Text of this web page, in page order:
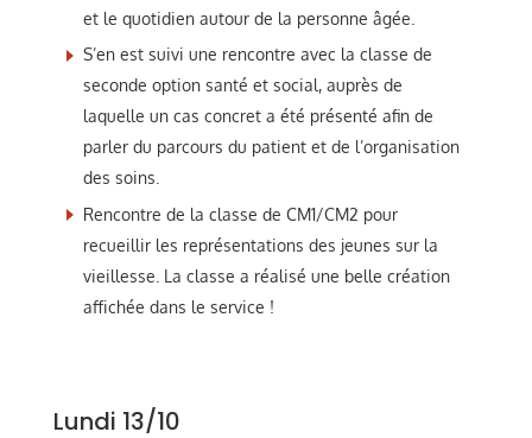
et le quotidien autour de la personne âgée.
S’en est suivi une rencontre avec la classe de
seconde option santé et social, auprès de
laquelle un cas concret a été présenté afin de
parler du parcours du patient et de l’organisation
des soins.
Rencontre de la classe de CM1/CM2 pour
recueillir les représentations des jeunes sur la
vieillesse. La classe a réalisé une belle création
affichée dans le service !
Lundi 13/10